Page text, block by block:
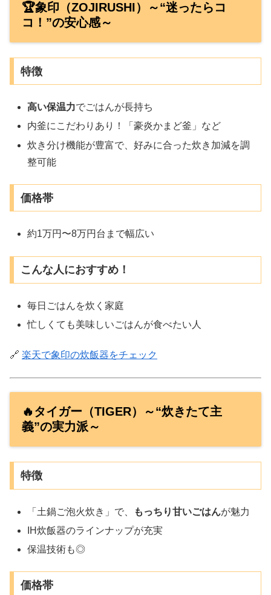
🏆象印（ZOJIRUSHI）～“迷ったらコ
コ！”の安心感～
特徴
高い保温力でごはんが長持ち
内釜にこだわりあり！「豪炎かまど釜」など
炊き分け機能が豊富で、好みに合った炊き加減を調
整可能
価格帯
約1万円〜8万円台まで幅広い
こんな人におすすめ！
毎日ごはんを炊く家庭
忙しくても美味しいごはんが食べたい人
🔗 楽天で象印の炊飯器をチェック
🔥タイガー（TIGER）～“炊きたて主
義”の実力派～
特徴
「土鍋ご泡火炊き」で、 もっちり甘いごはんが魅力
IH炊飯器のラインナップが充実
保温技術も◎
価格帯